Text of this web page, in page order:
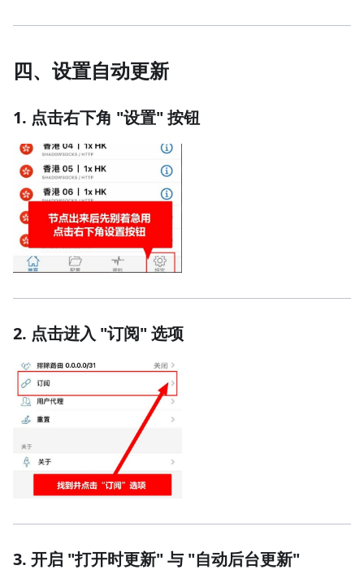
四、设置自动更新
1. 点击右下角 "设置" 按钮
2. 点击进入 "订阅" 选项
3. 开启 "打开时更新" 与 "自动后台更新"